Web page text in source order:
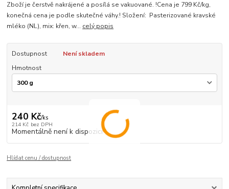
Zboží je čerstvě nakrájené a posílá se vakuované. !Cena je 799 Kč/kg,
konečná cena je podle skutečné váhy.! Složení: Pasterizované kravské
mléko (NL), mix: křen, w... celý popis
Dostupnost
Není skladem
Hmotnost
240 Kč/ks
214 Kč bez DPH
Momentálně není k dispozici
Hlídat cenu / dostupnost